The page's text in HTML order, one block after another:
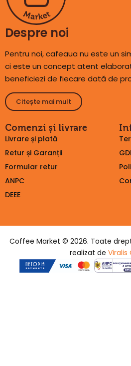
Despre noi
Pentru noi, cafeaua nu este un
ci este un concept atent
beneficiezi de fiecare dată de
Citește mai mult
Comenzi și livrare
Livrare și plată
Retur și Garanții
Formular retur
ANPC
DEEE
Coffee Market © 2026. Toate
realizat de Viralis